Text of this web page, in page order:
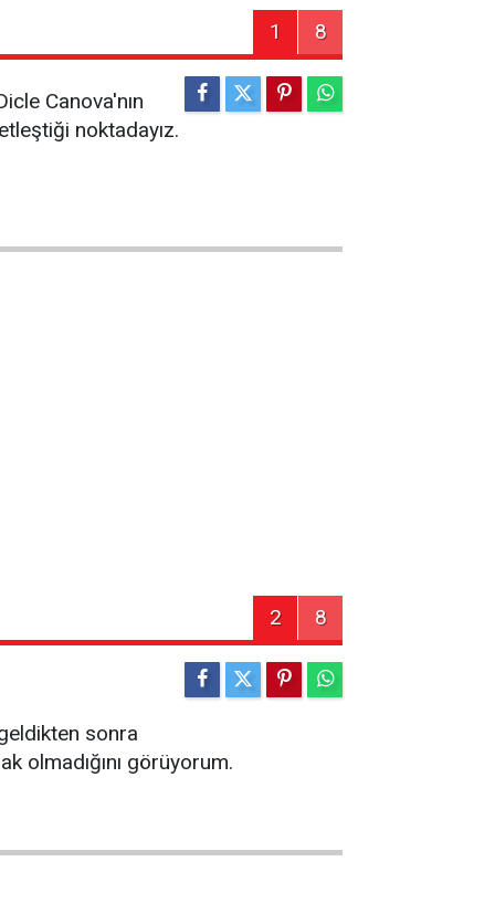
1 8
Canova'nın
noktadayız.
2 8
sonra
olmadığını görüyorum.